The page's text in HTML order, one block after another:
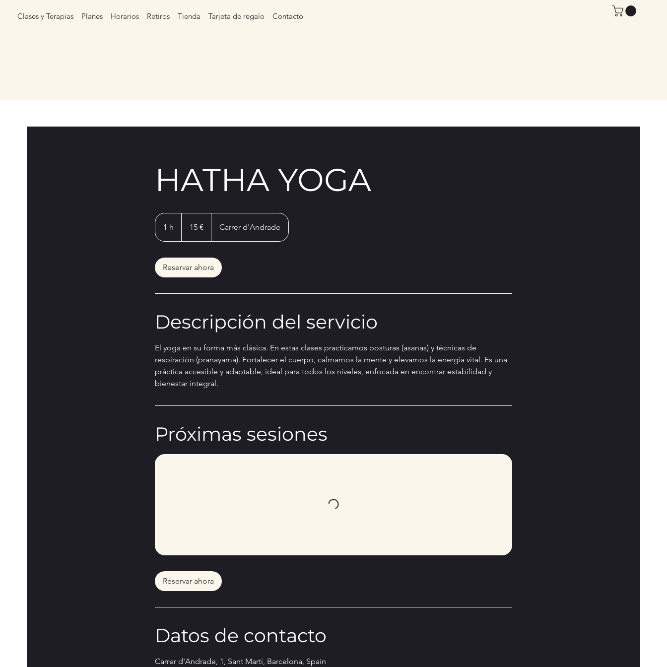
Clases y Terapias Planes Horarios Retiros Tienda Tarjeta de regalo Contacto
HATHA YOGA
1 h 15 € Carrer d'Andrade
Reservar ahora
Descripción del servicio
El yoga en su forma más clásica. En estas clases practicamos posturas (asanas) y técnicas de
respiración (pranayama). Fortalecer el cuerpo, calmamos la mente y elevamos la energía vital. Es una
práctica accesible y adaptable, ideal para todos los niveles, enfocada en encontrar estabilidad y
bienestar integral.
Próximas sesiones
Reservar ahora
Datos de contacto
Carrer d'Andrade, 1, Sant Martí, Barcelona, Spain